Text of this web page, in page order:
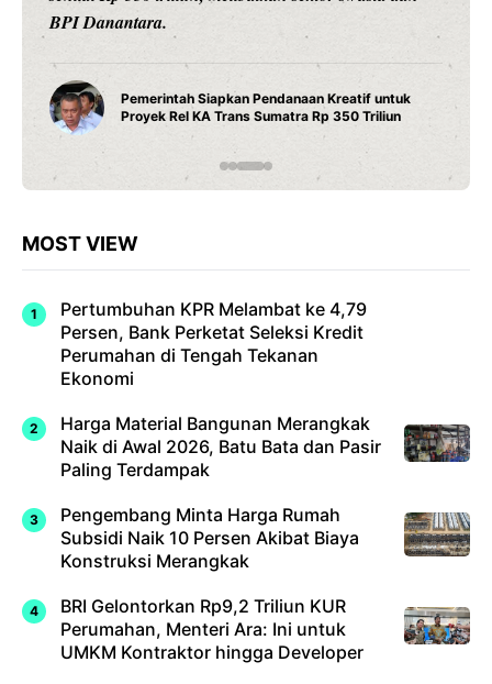
Kreatif untuk
350 Triliun
daya tahan maksimal.
Water Heater Pintar Andris 3
Fitur Wi-Fi dan Efisiensi Energi
Modern
MOST VIEW
Pertumbuhan KPR Melambat ke 4,79
Persen, Bank Perketat Seleksi Kredit
Perumahan di Tengah Tekanan
Ekonomi
Harga Material Bangunan Merangkak
Naik di Awal 2026, Batu Bata dan Pasir
Paling Terdampak
Pengembang Minta Harga Rumah
Subsidi Naik 10 Persen Akibat Biaya
Konstruksi Merangkak
BRI Gelontorkan Rp9,2 Triliun KUR
Perumahan, Menteri Ara: Ini untuk
UMKM Kontraktor hingga Developer